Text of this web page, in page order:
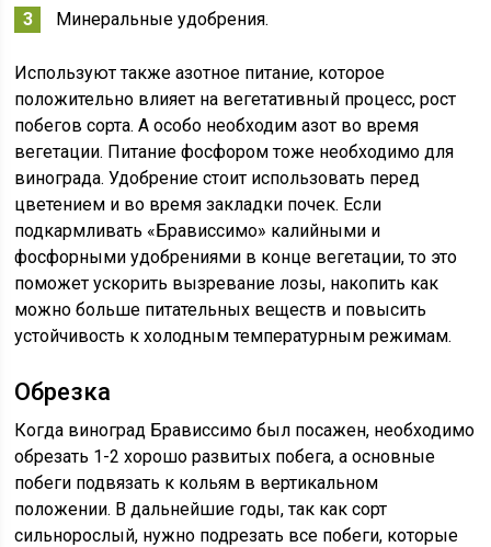
Минеральные удобрения.
Используют также азотное питание, которое
положительно влияет на вегетативный процесс, рост
побегов сорта. А особо необходим азот во время
вегетации. Питание фосфором тоже необходимо для
винограда. Удобрение стоит использовать перед
цветением и во время закладки почек. Если
подкармливать «Брависсимо» калийными и
фосфорными удобрениями в конце вегетации, то это
поможет ускорить вызревание лозы, накопить как
можно больше питательных веществ и повысить
устойчивость к холодным температурным режимам.
Обрезка
Когда виноград Брависсимо был посажен, необходимо
обрезать 1-2 хорошо развитых побега, а основные
побеги подвязать к кольям в вертикальном
положении. В дальнейшие годы, так как сорт
сильнорослый, нужно подрезать все побеги, которые